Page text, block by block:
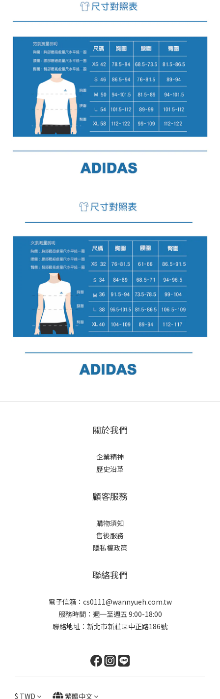
關於我們
企業精神
歷史沿革
顧客服務
購物須知
售後服務
隱私權政策
聯絡我們
電子信箱：cs0111@wannyueh.com.tw
服務時間：週一至週五 9:00-18:00
聯絡地址：新北市新莊區中正路186號
$ TWD 繁體中文